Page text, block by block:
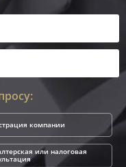
компании
или налоговая